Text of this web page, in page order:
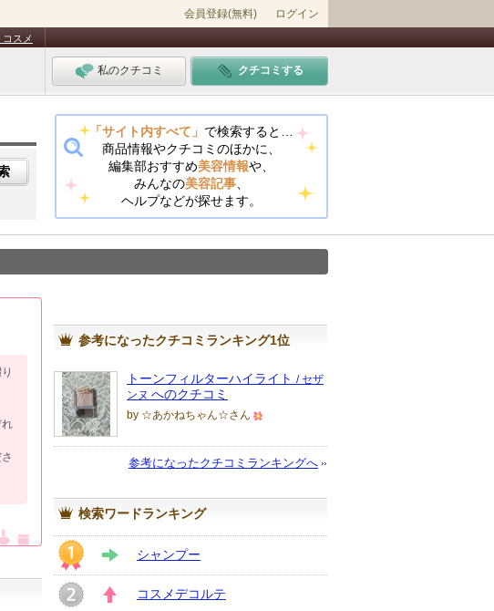
会員登録(無料) ログイン
スメ
私のクチコミ クチコミする
「サイト内すべて」 で検索すると…
商品情報やクチコミのほかに、
編集部おすすめ美容情報や、
みんなの美容記事
ヘルプなどが探せます。
参考になったクチコミランキング1位
トーンフィルターハイライト / セザ
ンヌ へのクチコミ
by ☆あかねちゃん☆さん
上
メ
参考になったクチコミランキングへ
検索ワードランキング
1 STAY
シャンプー
コスメデコルテ